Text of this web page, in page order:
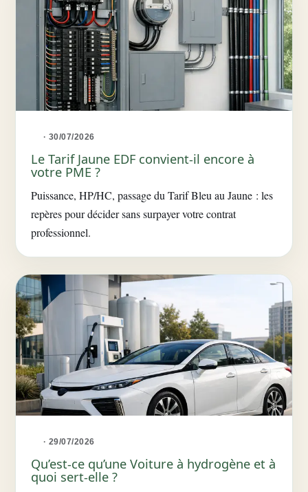
· 30/07/2026
Le Tarif Jaune EDF convient-il encore à
votre PME ?
Puissance, HP/HC, passage du Tarif Bleu au Jaune : les
repères pour décider sans surpayer votre contrat
professionnel.
· 29/07/2026
Qu’est-ce qu’une Voiture à hydrogène et à
quoi sert-elle ?